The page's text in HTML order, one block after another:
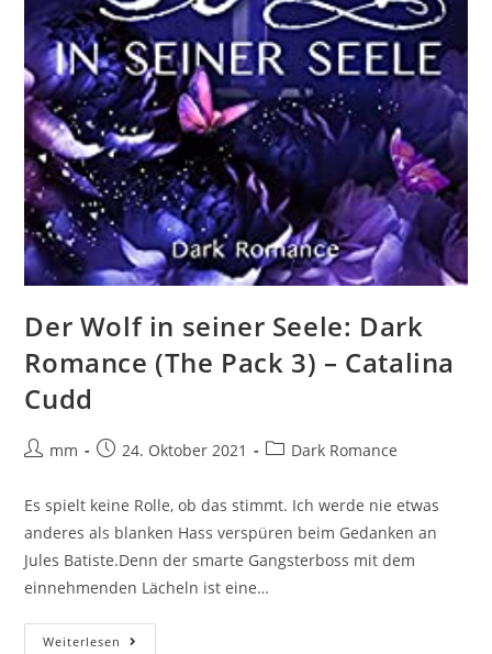
Der Wolf in seiner Seele: Dark
Romance (The Pack 3) – Catalina
Cudd
mm 24. Oktober 2021 Dark Romance
Es spielt keine Rolle, ob das stimmt. Ich werde nie etwas
anderes als blanken Hass verspüren beim Gedanken an
Jules Batiste.Denn der smarte Gangsterboss mit dem
einnehmenden Lächeln ist eine…
Weiterlesen